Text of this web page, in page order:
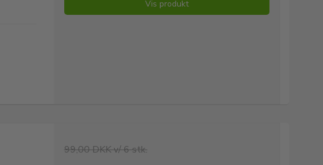
Vis produkt
99,00 DKK v/ 6 stk.